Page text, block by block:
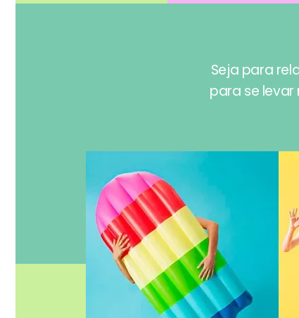
Seja para
para se